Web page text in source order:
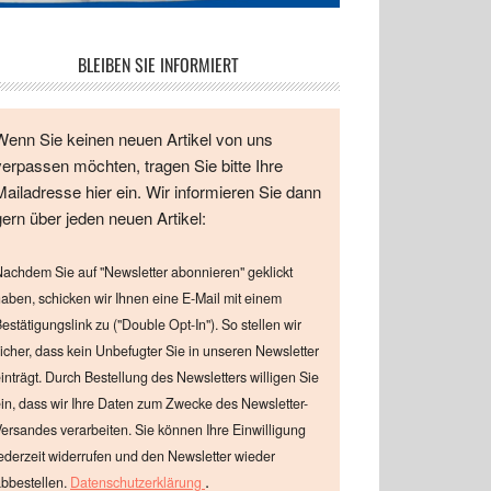
BLEIBEN SIE INFORMIERT
Sie keinen neuen Artikel von uns
möchten, tragen Sie bitte Ihre
hier ein. Wir informieren Sie dann
über jeden neuen Artikel:
Sie auf "Newsletter abonnieren" geklickt
schicken wir Ihnen eine E-Mail mit einem
zu ("Double Opt-In"). So stellen wir
dass kein Unbefugter Sie in unseren Newsletter
Durch Bestellung des Newsletters willigen Sie
dass wir Ihre Daten zum Zwecke des Newsletter-
verarbeiten. Sie können Ihre Einwilligung
widerrufen und den Newsletter wieder
Datenschutzerklärung .